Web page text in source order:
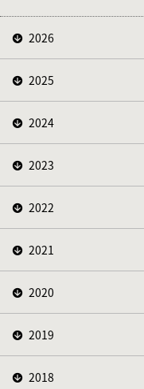
2026
2025
2024
2023
2022
2021
2020
2019
2018